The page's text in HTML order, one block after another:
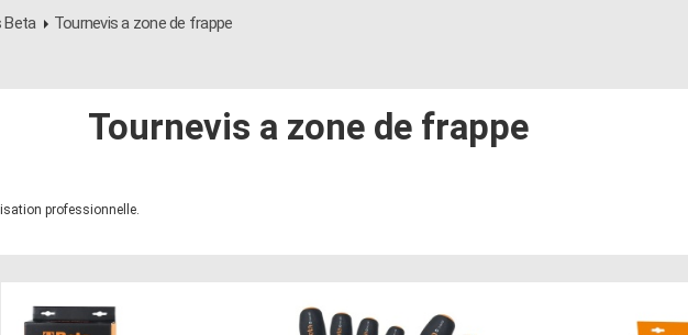
Beta Tournevis a zone de frappe
Tournevis a zone de frappe
professionnelle.